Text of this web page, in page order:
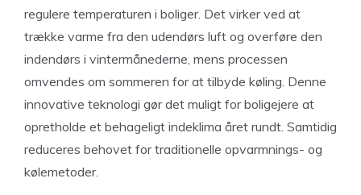
regulere temperaturen i boliger. Det virker ved at
trække varme fra den udendørs luft og overføre den
indendørs i vintermånederne, mens processen
omvendes om sommeren for at tilbyde køling. Denne
innovative teknologi gør det muligt for boligejere at
opretholde et behageligt indeklima året rundt. Samtidig
reduceres behovet for traditionelle opvarmnings- og
kølemetoder.